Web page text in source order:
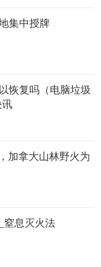
集中授牌
恢复吗（电脑垃圾
讯
加拿大山林野火为
窒息灭火法